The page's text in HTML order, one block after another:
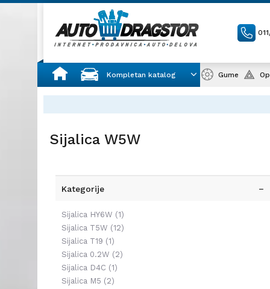
Kompletan katalog Gume
Sijalica W5W
Kategorije
Sijalica HY6W (1)
Sijalica T5W (12)
Sijalica T19 (1)
Sijalica 0.2W (2)
Sijalica D4C (1)
Sijalica M5 (2)